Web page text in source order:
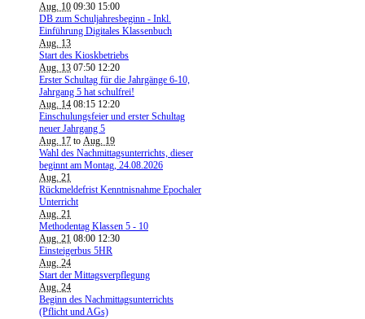
Aug. 10 09:30 15:00
DB zum Schuljahresbeginn - Inkl.
Einführung Digitales Klassenbuch
Aug. 13
Start des Kioskbetriebs
Aug. 13 07:50 12:20
Erster Schultag für die Jahrgänge 6-10,
Jahrgang 5 hat schulfrei!
Aug. 14 08:15 12:20
Einschulungsfeier und erster Schultag
neuer Jahrgang 5
Aug. 17 to Aug. 19
Wahl des Nachmittagsunterrichts, dieser
beginnt am Montag, 24.08.2026
Aug. 21
Rückmeldefrist Kenntnisnahme Epochaler
Unterricht
Aug. 21
Methodentag Klassen 5 - 10
Aug. 21 08:00 12:30
Einsteigerbus 5HR
Aug. 24
Start der Mittagsverpflegung
Aug. 24
Beginn des Nachmittagsunterrichts
(Pflicht und AGs)